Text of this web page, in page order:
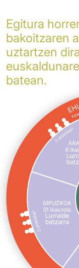
Egitura
bakoitzaren
uztartzen
batean.